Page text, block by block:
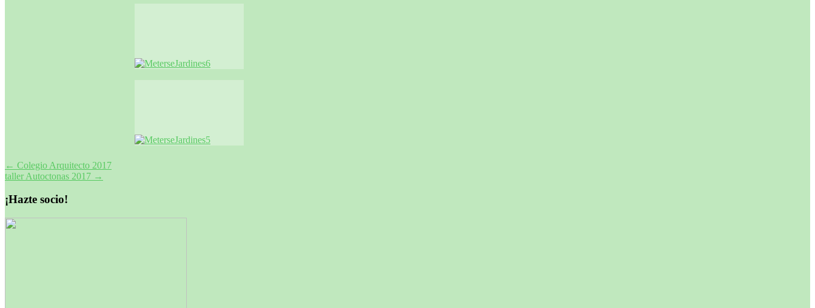
Navegación
de
entradas
← Colegio Arquitecto 2017
taller Autoctonas 2017 →
¡Hazte socio!